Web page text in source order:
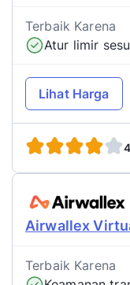
Terbaik Karena
Atur limir
Lihat Harga
Airwallex
Terbaik Karena